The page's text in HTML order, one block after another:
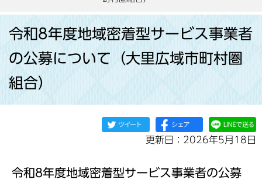
先
令和8年度地域密着型サービス事業者
の公募について（大里広域市町村圏
組合）
更新日：2026年5月18日
令和8年度地域密着型サービス事業者の公募